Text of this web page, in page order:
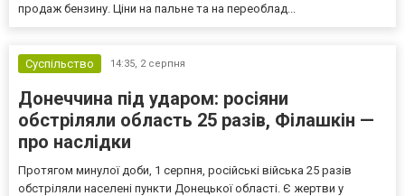
продаж бензину. Ціни на пальне та на переоблад...
Суспільство 14:35, 2 серпня
Донеччина під ударом: росіяни
обстріляли область 25 разів, Філашкін —
про наслідки
Протягом минулої доби, 1 серпня, російські війська 25 разів
обстріляли населені пункти Донецької області. Є жертви у